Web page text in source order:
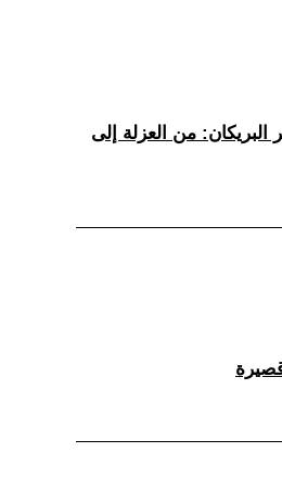
البريكان: من العزلة إلى